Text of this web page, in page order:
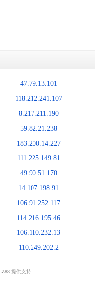
47.79.13.101
118.212.241.107
8.217.211.190
59.82.21.238
183.200.14.227
111.225.149.81
49.90.51.170
14.107.198.91
106.91.252.117
114.216.195.46
106.110.232.13
110.249.202.2
提供支持